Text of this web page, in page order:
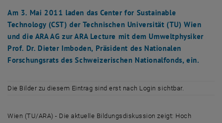
Am 3. Mai 2011 laden das Center for Sustainable
Technology (CST) der Technischen Universität (TU) Wien
und die ARA AG zur ARA Lecture mit dem Umweltphysiker
Prof. Dr. Dieter Imboden, Präsident des Nationalen
Forschungsrats des Schweizerischen Nationalfonds, ein.
Die Bilder zu diesem Eintrag sind erst nach Login sichtbar.
Wien (TU/ARA) - Die aktuelle Bildungsdiskussion zeigt: Hoch